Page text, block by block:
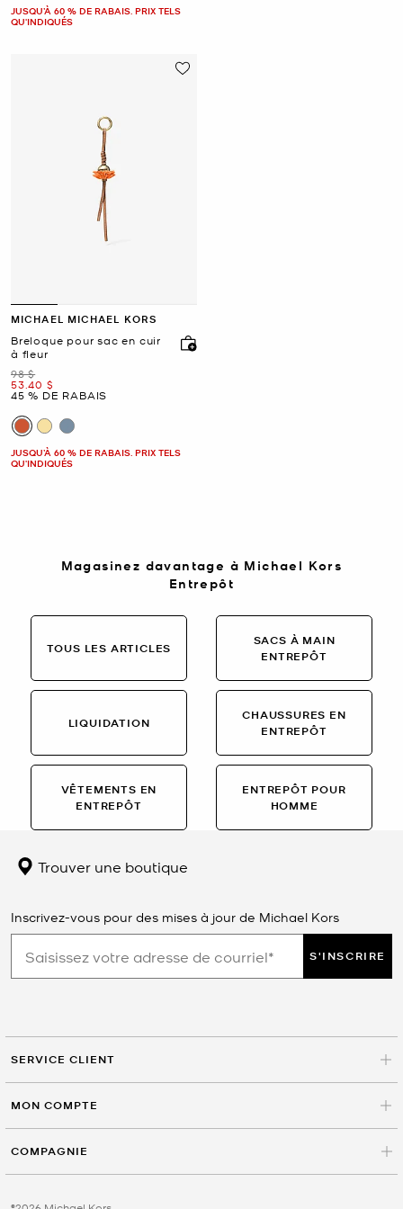
JUSQU’À 60 % DE RABAIS. PRIX TELS
QU'INDIQUÉS
MICHAEL MICHAEL KORS
Breloque pour sac en cuir
à fleur
était
98 $
maintenant
53.40 $
45 % DE RABAIS
JUSQU’À 60 % DE RABAIS. PRIX TELS
QU'INDIQUÉS
Magasinez davantage à Michael Kors
Entrepôt
TOUS LES ARTICLES
SACS À MAIN
ENTREPÔT
LIQUIDATION
CHAUSSURES EN
ENTREPÔT
VÊTEMENTS EN
ENTREPÔT
ENTREPÔT POUR
HOMME
Trouver une boutique
Inscrivez-vous pour des mises à jour de Michael Kors
S'INSCRIRE
SERVICE CLIENT
MON COMPTE
COMPAGNIE